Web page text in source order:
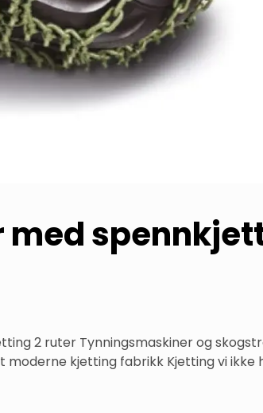
med
2 ruter Tynningsmaskiner og
kjetting fabrikk Kjetting vi